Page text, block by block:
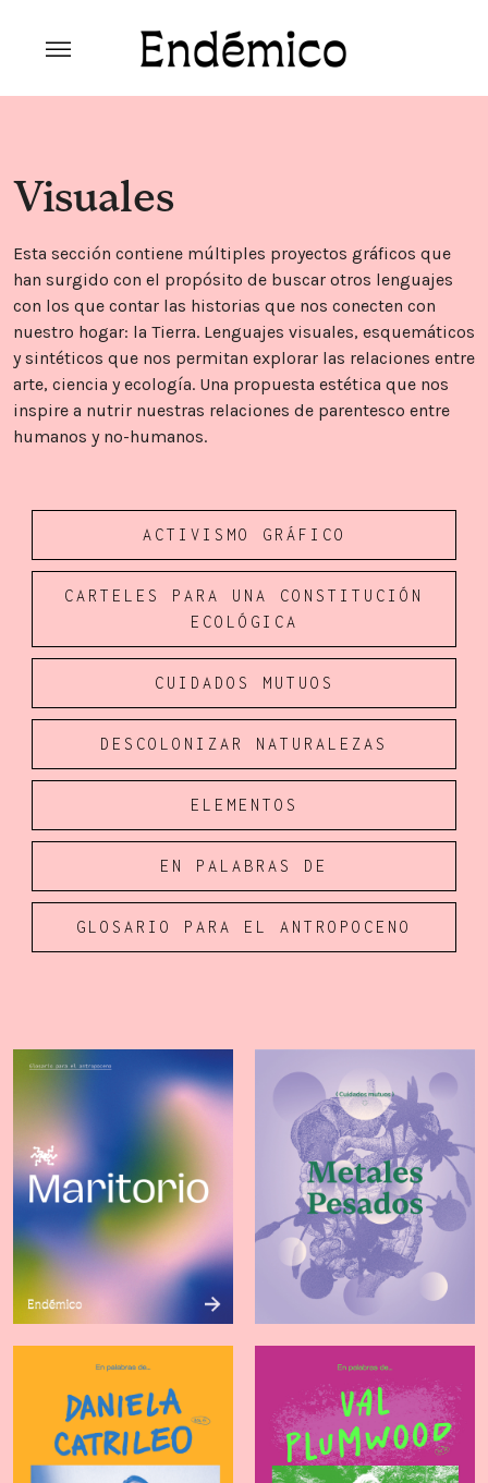
content
Visuales
Esta sección contiene múltiples proyectos gráficos que
han surgido con el propósito de buscar otros lenguajes
con los que contar las historias que nos conecten con
nuestro hogar: la Tierra. Lenguajes visuales, esquemáticos
y sintéticos que nos permitan explorar las relaciones entre
arte, ciencia y ecología. Una propuesta estética que nos
inspire a nutrir nuestras relaciones de parentesco entre
humanos y no-humanos.
ACTIVISMO GRÁFICO
CARTELES PARA UNA CONSTITUCIÓN
ECOLÓGICA
CUIDADOS MUTUOS
DESCOLONIZAR NATURALEZAS
ELEMENTOS
EN PALABRAS DE
GLOSARIO PARA EL ANTROPOCENO
Explora la cultura creativa en torno al movimiento
socioambiental con Endémico.
facebook instagram
pinterest
equipo política de envíos